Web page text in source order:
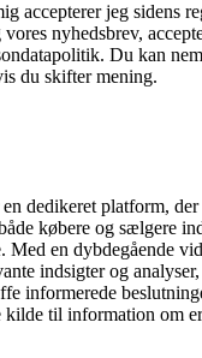
accepterer jeg sidens
nyhedsbrev,
Du kan
du skifter mening.
dedikeret platform,
købere og sælgere
Med en dybdegående
indsigter og
informerede
til information om